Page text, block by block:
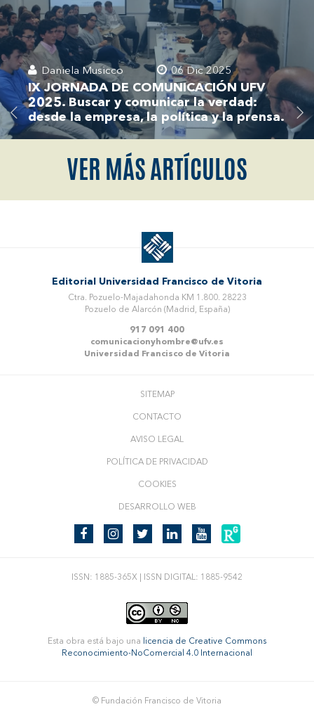
Daniela Musicco 06 Dic 2025
IX JORNADA DE COMUNICACIÓN UFV
2025. Buscar y comunicar la verdad:
desde la empresa, la política y la prensa.
VER MÁS ARTÍCULOS
Editorial Universidad Francisco de Vitoria
Ctra. Pozuelo-Majadahonda KM 1.800. 28223
Pozuelo de Alarcón (Madrid, España)
917 091 400
comunicacionyhombre@ufv.es
Universidad Francisco de Vitoria
SITEMAP
CONTACTO
AVISO LEGAL
POLÍTICA DE PRIVACIDAD
COOKIES
DESARROLLO WEB
ISSN: 1885-365X | ISSN DIGITAL: 1885-9542
Esta obra está bajo una
licencia de Creative Commons
Reconocimiento-NoComercial 4.0 Internacional
© Fundación Francisco de Vitoria